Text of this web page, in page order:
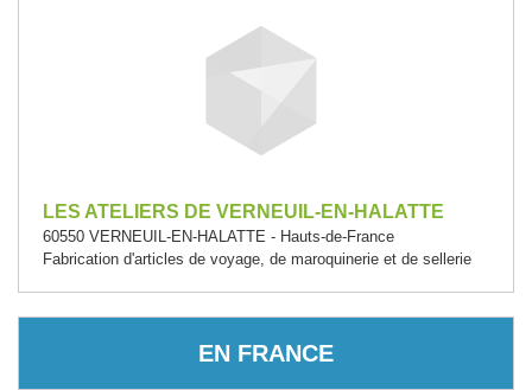
LES ATELIERS DE VERNEUIL-EN-HALATTE
60550 VERNEUIL-EN-HALATTE - Hauts-de-France
Fabrication d'articles de voyage, de maroquinerie et de sellerie
EN FRANCE